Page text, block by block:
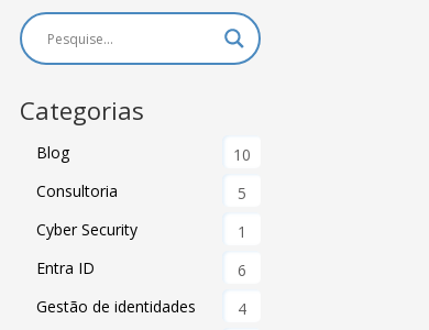
Categorias
Blog
10
Consultoria
5
Cyber Security
1
Entra ID
6
Gestão de identidades
4